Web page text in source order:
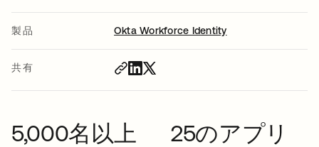
製品 Okta Workforce Identity
共有
5,000名以上 25のアプリ